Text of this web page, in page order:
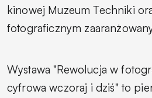
kinowej Muzeum Techniki
fotograficznym
Wystawa "Rewolucja w
cyfrowa wczoraj i dziś" to